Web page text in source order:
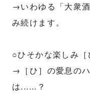
→いわゆる「大衆
み続けます。
○ひそかな楽しみ
→［ひ］の愛息の
は......？